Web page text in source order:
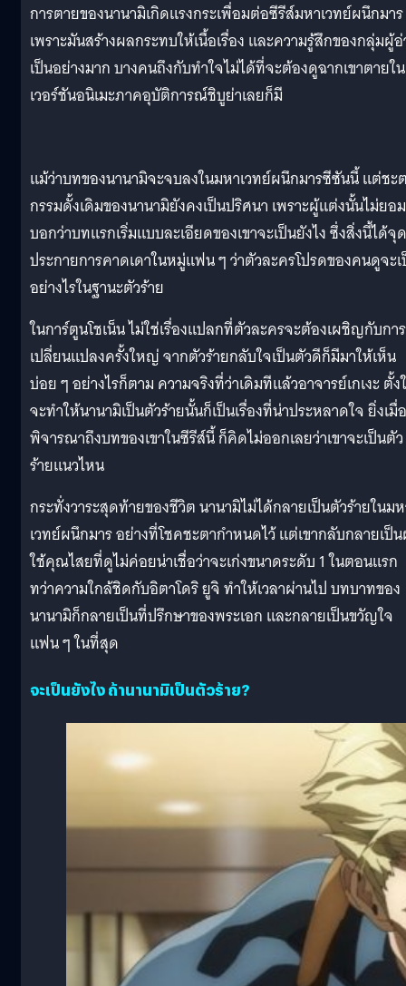
การตายของนานามิเกิดแรงกระเพื่อมต่อซีรีส์มหาเวทย์ผนึกมาร
เพราะมันสร้างผลกระทบให้เนื้อเรื่อง และความรู้สึกของกลุ่มผู้
เป็นอย่างมาก บางคนถึงกับทำใจไม่ได้ที่จะต้องดูฉากเขาตายใน
เวอร์ชันอนิเมะภาคอุบัติการณ์ชิบูย่าเลยก็มี
แม้ว่าบทของนานามิจะจบลงในมหาเวทย์ผนึกมารซีซันนี้ แต่ชะ
กรรมดั้งเดิมของนานามิยังคงเป็นปริศนา เพราะผู้แต่งนั้นไม่ยอม
บอกว่าบทแรกเริ่มแบบละเอียดของเขาจะเป็นยังไง ซึ่งสิ่งนี้ได้จุด
ประกายการคาดเดาในหมู่แฟน ๆ ว่าตัวละครโปรดของคนดูจะ
อย่างไรในฐานะตัวร้าย
ในการ์ตูนโชเน็น ไม่ใช่เรื่องแปลกที่ตัวละครจะต้องเผชิญกับการ
เปลี่ยนแปลงครั้งใหญ่ จากตัวร้ายกลับใจเป็นตัวดีก็มีมาให้เห็น
บ่อย ๆ อย่างไรก็ตาม ความจริงที่ว่าเดิมทีแล้วอาจารย์เกเงะ ตั้ง
จะทำให้นานามิเป็นตัวร้ายนั้นก็เป็นเรื่องที่น่าประหลาดใจ ยิ่งเมื่อ
พิจารณาถึงบทของเขาในซีรีส์นี้ ก็คิดไม่ออกเลยว่าเขาจะเป็นตัว
ร้ายแนวไหน
กระทั่งวาระสุดท้ายของชีวิต นานามิไม่ได้กลายเป็นตัวร้ายในม
เวทย์ผนึกมาร อย่างที่โชคชะตากำหนดไว้ แต่เขากลับกลายเป็
ใช้คุณไสยที่ดูไม่ค่อยน่าเชื่อว่าจะเก่งขนาดระดับ 1 ในตอนแรก
ทว่าความใกล้ชิดกับอิตาโดริ ยูจิ ทำให้เวลาผ่านไป บทบาทของ
นานามิก็กลายเป็นที่ปรึกษาของพระเอก และกลายเป็นขวัญใจ
แฟน ๆ ในที่สุด
จะเป็นยังไง ถ้านานามิเป็นตัวร้าย?